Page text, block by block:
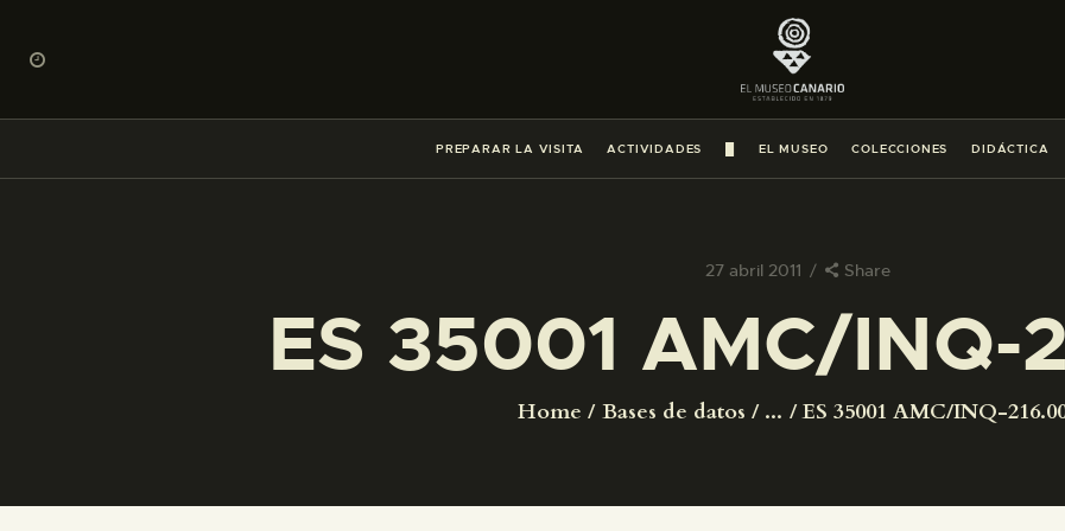
PREPARAR LA VISITA ACTIVIDADES EL MUSEO COLECCIONES DIDÁCTICA
27 abril 2011 Share
ES 35001 AMC/INQ-
Home Bases de datos ... ES 35001 AMC/INQ-
PREPARAR LA VISITA
ACTIVIDADES
█
COLECCIONES
DIDÁCTICA